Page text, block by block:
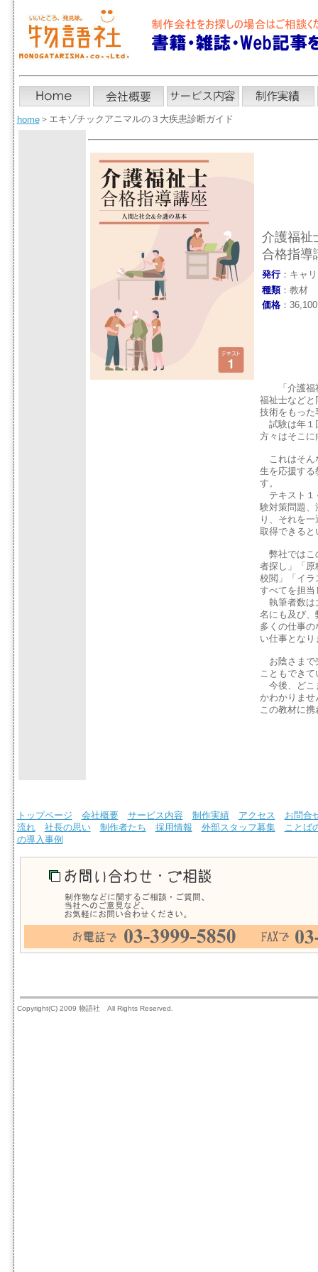
home＞ エキゾチックアニマルの３大疾患診断ガイド
介護福祉
合格指導
発行：キャ
種類：教材
価格：
「介護福祉
福祉士などと
技術をもった
試験は年１
方々はそこに
これはそん
生を応援する
す。
テキスト１
験対策問題、
り、それを
取得できると
弊社ではこ
者探し」「原
校閲」「イラ
すべてを担当
執筆者数は
名にも及び、
多くの仕事
い仕事となり
お陰さまで
こともできて
今後、どこ
かわかりませ
この教材に
トップページ 会社概要 サービス内容 制作実績 アクセス
お問合
流れ
社長の思い 制作者たち 採用情報 外部スタッフ募集
ことば
の導入事例
Copyright(C) 2009 物語社 All Rights Reserved.